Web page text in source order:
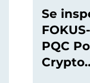
Se
PQC